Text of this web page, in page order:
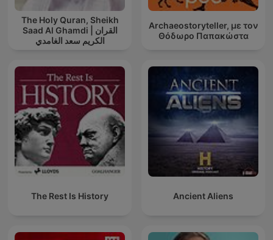
The Holy Quran, Sheikh
Saad Al Ghamdi | القران
الكريم سعد الغامدي
Archaeostoryteller, με τον
Θόδωρο Παπακώστα
The Rest Is History Ancient Aliens